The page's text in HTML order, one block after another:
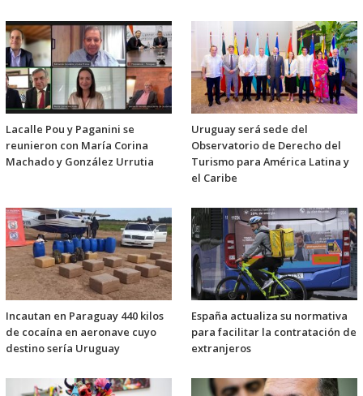
Lacalle Pou y Paganini se
reunieron con María Corina
Machado y González Urrutia
Uruguay será sede del
Observatorio de Derecho del
Turismo para América Latina y
el Caribe
Incautan en Paraguay 440 kilos
de cocaína en aeronave cuyo
destino sería Uruguay
España actualiza su normativa
para facilitar la contratación de
extranjeros